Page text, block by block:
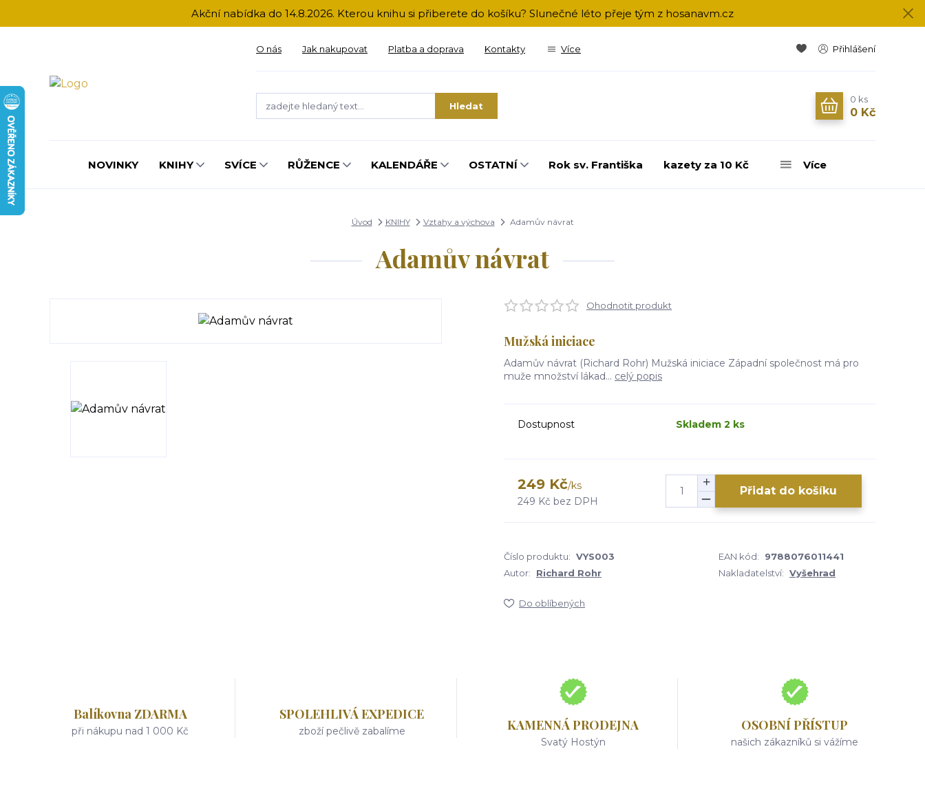
Akční nabídka do 14.8.2026. Kterou knihu si přiberete do košíku? Slunečné léto přeje tým z hosanavm.cz
O nás Jak nakupovat Platba a doprava Kontakty Více Přihlášení
Hledat
0 ks
0 Kč
NOVINKY KNIHY SVÍCE RŮŽENCE KALENDÁŘE OSTATNÍ Rok sv. Františka kazety za 10 Kč Více
Úvod KNIHY Vztahy a výchova Adamův návrat
Adamův návrat
Ohodnotit produkt
Mužská iniciace
Adamův návrat (Richard Rohr) Mužská iniciace Západní společnost má pro
muže množství lákad... celý popis
Dostupnost Skladem 2 ks
249 Kč/ks
249 Kč bez DPH
Přidat do košíku
Číslo produktu: VYS003 EAN kód:
9788076011441
Autor:
Richard Rohr Nakladatelství: Vyšehrad
Do oblíbených
Balíkovna ZDARMA
při nákupu nad 1 000 Kč
SPOLEHLIVÁ EXPEDICE
zboží pečlivě zabalíme KAMENNÁ PRODEJNA
Svatý Hostýn
OSOBNÍ PŘÍSTUP
našich zákazníků si vážíme